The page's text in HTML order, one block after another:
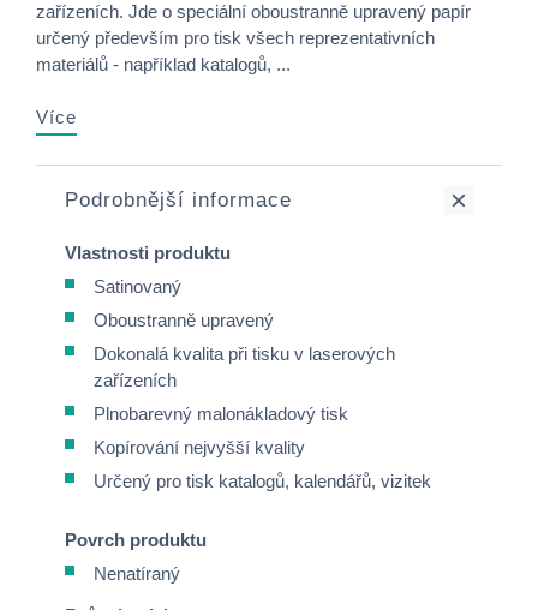
zařízeních. Jde o speciální oboustranně upravený papír
určený především pro tisk všech reprezentativních
materiálů - například katalogů, ...
Více
Podrobnější informace
Vlastnosti produktu
Satinovaný
Oboustranně upravený
Dokonalá kvalita při tisku v laserových
zařízeních
Plnobarevný malonákladový tisk
Kopírování nejvyšší kvality
Určený pro tisk katalogů, kalendářů, vizitek
Povrch produktu
Nenatíraný